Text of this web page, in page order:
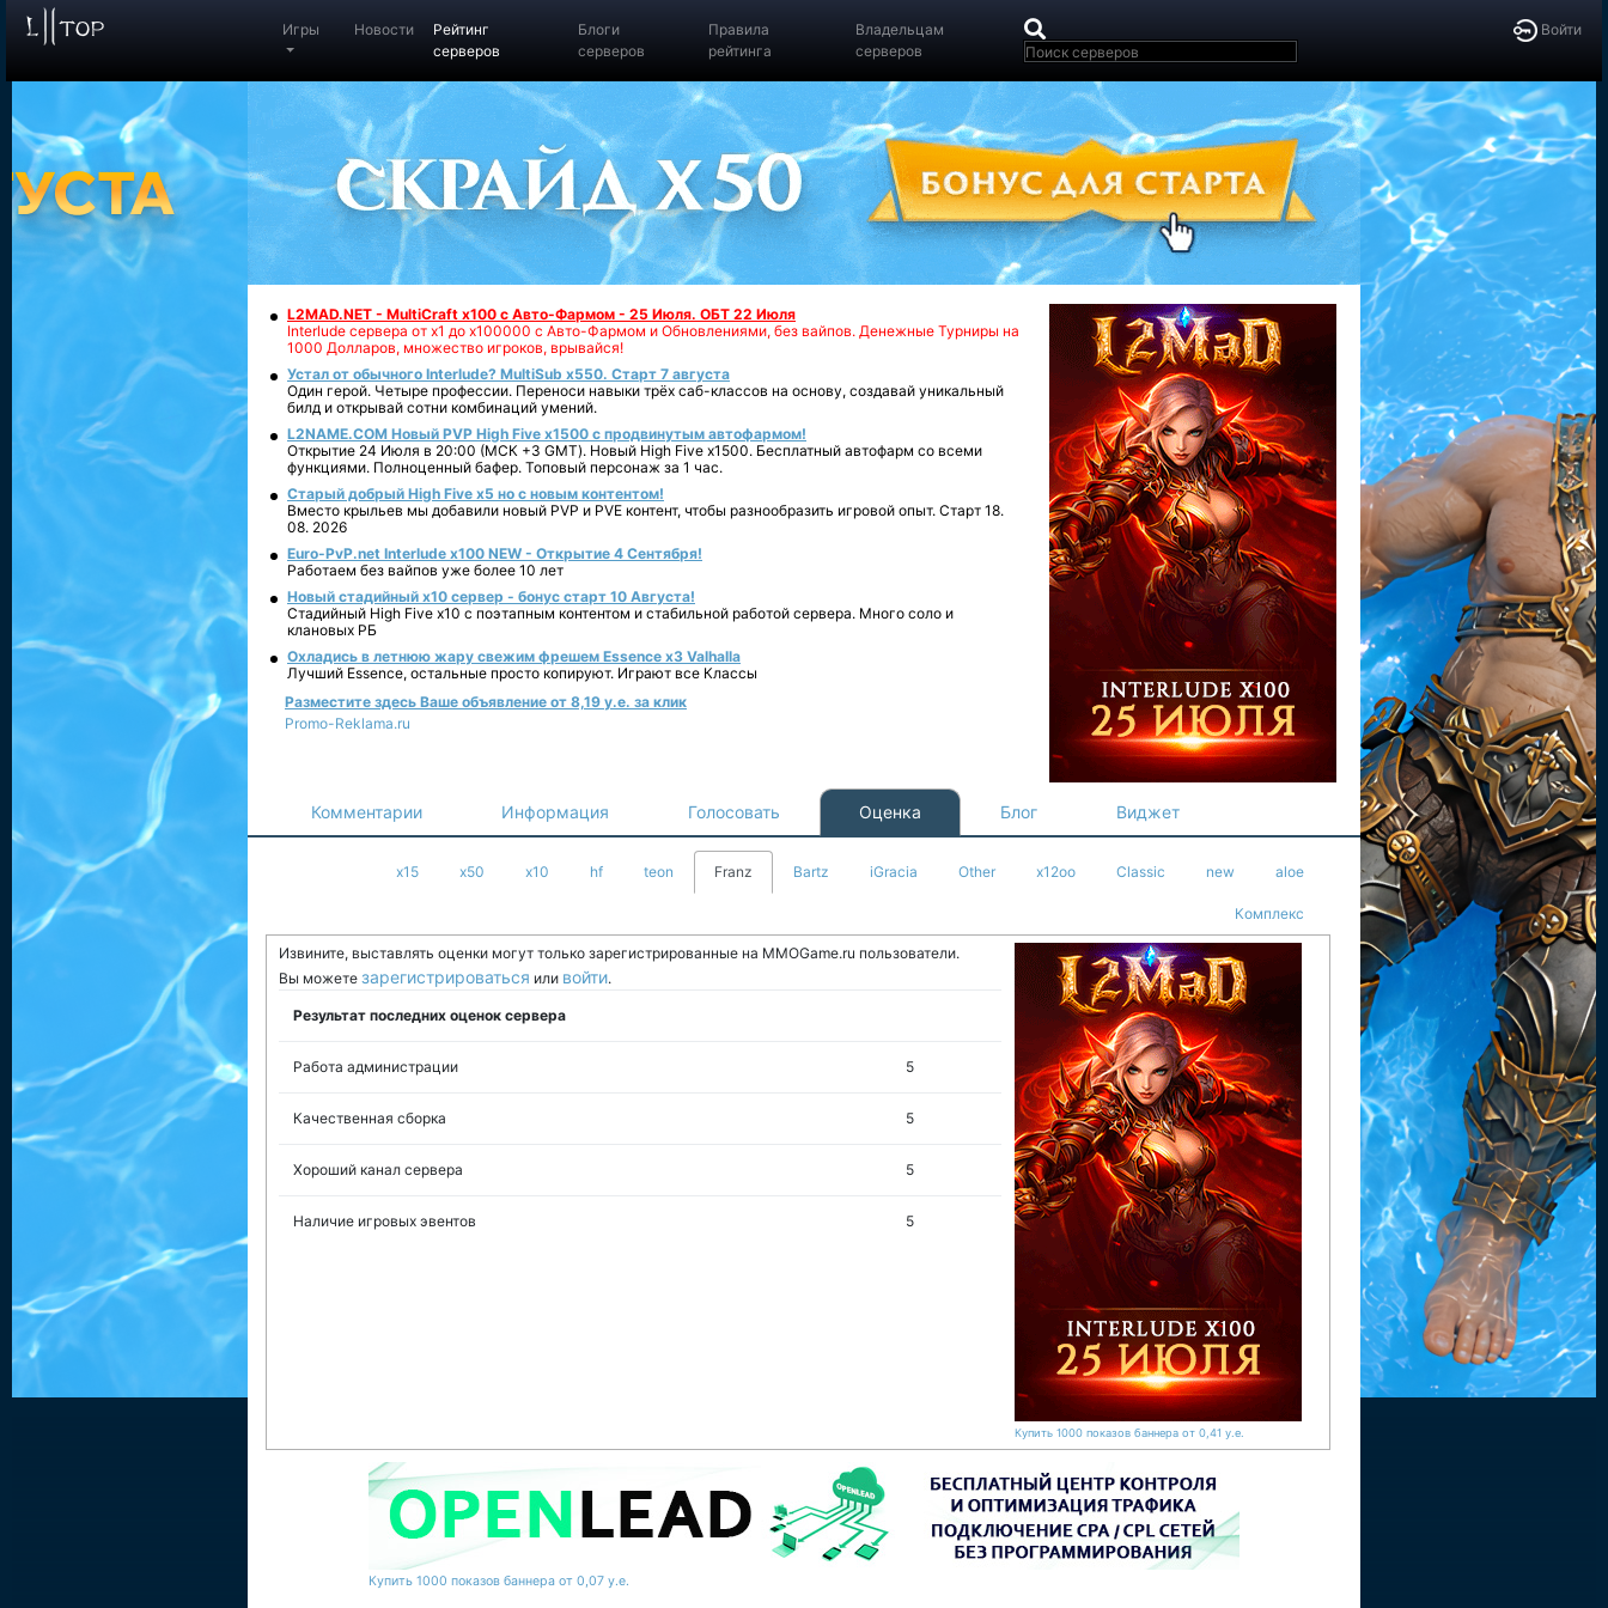
Войти
Игры Новости
Рейтинг
серверов
Блоги
серверов
Правила
рейтинга
Владельцам
серверов
L2MAD.NET - MultiCraft x100 с Авто-Фармом - 25 Июля. ОБТ 22 Июля
Interlude сервера от х1 до х100000 с Авто-Фармом и Обновлениями, без вайпов. Денежные Турниры на
1000 Долларов, множество игроков, врывайся!
Устал от обычного Interlude? MultiSub x550. Старт 7 августа
Один герой. Четыре профессии. Переноси навыки трёх саб-классов на основу, создавай уникальный
билд и открывай сотни комбинаций умений.
L2NAME.COM Новый PVP High Five x1500 с продвинутым автофармом!
Открытие 24 Июля в 20:00 (МСК +3 GMT). Новый High Five x1500. Бесплатный автофарм со всеми
функциями. Полноценный бафер. Топовый персонаж за 1 час.
Старый добрый High Five x5 но с новым контентом!
Вместо крыльев мы добавили новый PVP и PVE контент, чтобы разнообразить игровой опыт. Старт 18.
08. 2026
Euro-PvP.net Interlude х100 NEW - Открытие 4 Сентября!
Работаем без вайпов уже более 10 лет
Новый стадийный х10 сервер - бонус старт 10 Августа!
Стадийный High Five x10 с поэтапным контентом и стабильной работой сервера. Много соло и
клановых РБ
Охладись в летнюю жару свежим фрешем Essence x3 Valhalla
Лучший Essence, остальные просто копируют. Играют все Классы
Разместите здесь Ваше объявление от 8,19 у.е. за клик
Promo-Reklama.ru
Комментарии Информация Голосовать Оценка Блог Виджет
x15 x50 x10 hf teon Franz Bartz iGracia Other x12oo Classic new aloe
Комплекс
Извините, выставлять оценки могут только зарегистрированные на MMOGame.ru пользователи.
Вы можете зарегистрироваться или войти.
Результат последних оценок сервера
Работа администрации 5
Качественная сборка 5
Хороший канал сервера 5
Наличие игровых эвентов 5
Купить 1000 показов баннера от 0,41 у.е.
Купить 1000 показов баннера от 0,07 у.е.